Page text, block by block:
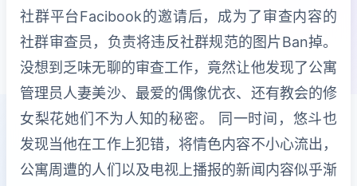
社群平台Facibook的邀请后，成为了审查内容的
社群审查员，负责将违反社群规范的图片Ban掉。
没想到乏味无聊的审查工作，竟然让他发现了公寓
管理员人妻美沙、最爱的偶像优衣、还有教会的修
女梨花她们不为人知的秘密。 同一时间，悠斗也
发现当他在工作上犯错，将情色内容不小心流出，
公寓周遭的人们以及电视上播报的新闻内容似乎渐